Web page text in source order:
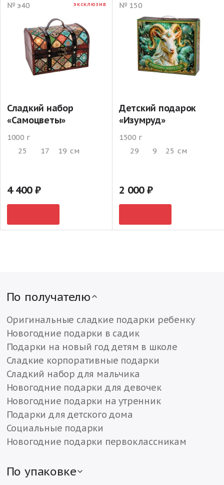
№ э40 ЭКСКЛЮЗИВ
Сладкий набор
«Самоцветы»
1000 г
25
17 19 см
4 400
№ 150
Детский подарок
«Изумруд»
1500 г
29
9 25 см
2 000
По получателю
Оригинальные сладкие подарки ребенку
Новогодние подарки в садик
Подарки на новый год детям в школе
Сладкие корпоративные подарки
Сладкий набор для мальчика
Новогодние подарки для девочек
Новогодние подарки на утренник
Подарки для детского дома
Социальные подарки
Новогодние подарки первоклассникам
По упаковке